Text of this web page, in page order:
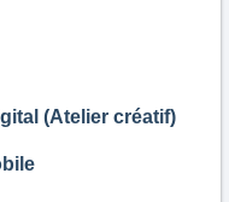
(Atelier créatif)